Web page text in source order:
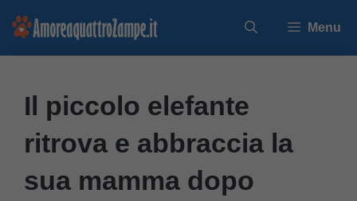
Vai
Menu
Il piccolo elefante
ritrova e abbraccia la
sua mamma dopo